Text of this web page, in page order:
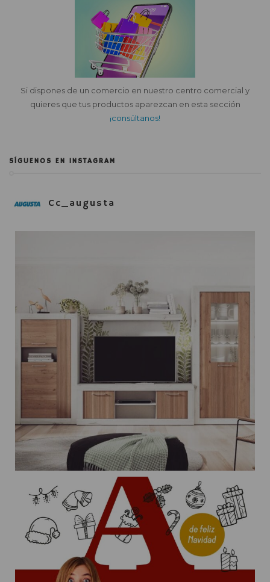
Si dispones de un comercio en nuestro centro comercial y
quieres que tus productos aparezcan en esta sección
¡consúltanos!
SÍGUENOS EN INSTAGRAM
Cc_augusta